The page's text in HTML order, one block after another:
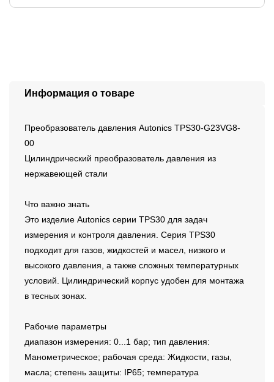
Информация о товаре
Преобразователь давления Autonics TPS30-G23VG8-
00
Цилиндрический преобразователь давления из
нержавеющей стали
Что важно знать
Это изделие Autonics серии TPS30 для задач
измерения и контроля давления. Серия TPS30
подходит для газов, жидкостей и масел, низкого и
высокого давления, а также сложных температурных
условий. Цилиндрический корпус удобен для монтажа
в тесных зонах.
Рабочие параметры
диапазон измерения: 0...1 бар; тип давления:
Манометрическое; рабочая среда: Жидкости, газы,
масла; степень защиты: IP65; температура